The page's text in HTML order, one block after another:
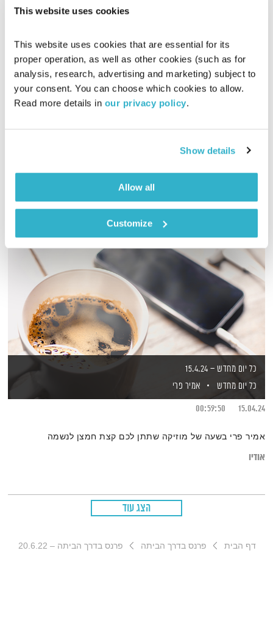
This website uses cookies
This website uses cookies that are essential for its
proper operation, as well as other cookies (such as for
analysis, research, advertising and marketing) subject to
your consent. You can choose which cookies to allow.
Read more details in our privacy policy.
Show details
Allow all
Customize
עולם קטן
אורי בנקהלטר
26.08.20
01:59:28
אודיו
כל יום מחדש – 15.4.24
כל יום מחדש
אמיר פרי
15.04.24
00:59:50
אמיר פרי בשעה של מוזיקה שתתן לכם קצת חמצן לנשמה
אודיו
הצג עוד
דף הבית פרנס בדרך הביתה פרנס בדרך הביתה – 20.6.22